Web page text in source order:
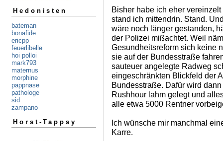
Hedonisten
bateman
bonafide
ericpp
feuerlibelle
hoi polloi
mark793
maternus
morphine
pappnase
pathologe
sid
zampano
Horst-Tappsy
Bisher habe ich eher
stand ich mittendrin. Stand.
wäre noch länger gestanden,
der Polizei mißachtet. Weil
Gesundheitsreform sich keine
sie auf der Bundesstraße
sauteuer angelegte Radweg
eingeschränkten Blickfeld der
Bundesstraße. Dafür wird
Rushhour lahm gelegt und
alle etwa 5000 Rentner
Ich wünsche mir manchmal
Karre.